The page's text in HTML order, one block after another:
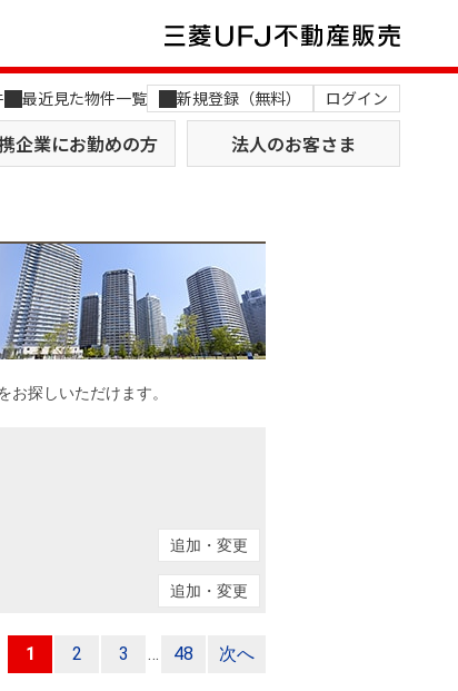
最近見た物件一覧 新規登録（無料） ログイン
企業にお勤めの方 法人のお客さま
土地を探す
まい1プラス（お役立ちコラム）
AI不動産査定
まい1プラス（お役立ちコラム）
のご案内（関西）
Way
探しいただけます。
追加・変更
追加・変更
1 2 3 … 48 次へ